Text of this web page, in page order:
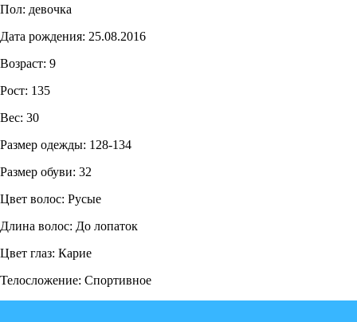
Пол: девочка
Дата рождения: 25.08.2016
Возраст: 9
Рост: 135
Вес: 30
Размер одежды: 128-134
Размер обуви: 32
Цвет волос: Русые
Длина волос: До лопаток
Цвет глаз: Карие
Телосложение: Спортивное